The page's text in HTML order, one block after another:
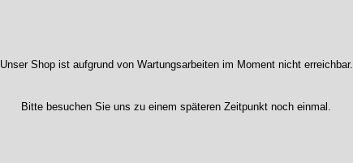
Unser Shop ist aufgrund von Wartungsarbeiten im Moment nicht erreichbar.
Bitte besuchen Sie uns zu einem späteren Zeitpunkt noch einmal.